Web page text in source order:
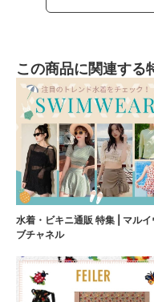
この商品に関連する
水着・ビキニ通販 特集 | マルイ
ブチャネル